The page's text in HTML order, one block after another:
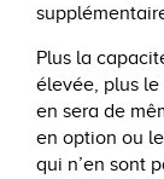
Plus la
élevée, plus
en sera de
en option ou
qui n’en sont